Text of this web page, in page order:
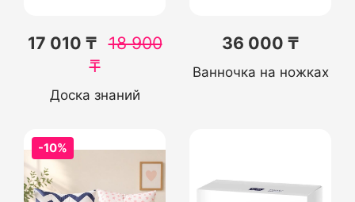
17 010 ₸ 18 900
₸
Доска знаний
36 000 ₸
Ванночка на ножках
-10%